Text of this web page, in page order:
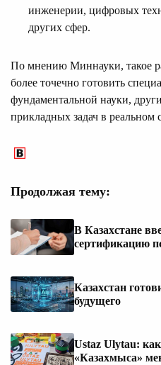
инженерии, цифровых
других сфер.
По мнению Миннауки, такое
более точечно готовить
фундаментальной науки,
прикладных задач в реальном
Продолжая тему:
В Казахстане
сертификацию
Казахстан
будущего
Ustaz Ulytau:
«Казахмыса»